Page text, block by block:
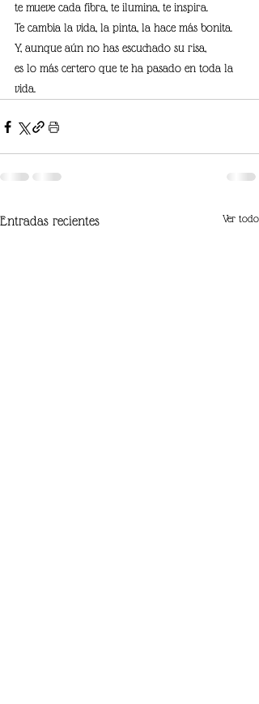
te mueve cada fibra, te ilumina, te inspira.
Te cambia la vida, la pinta, la hace más bonita.
Y, aunque aún no has escuchado su risa,
es lo más certero que te ha pasado en toda la
vida.
Entradas recientes Ver todo